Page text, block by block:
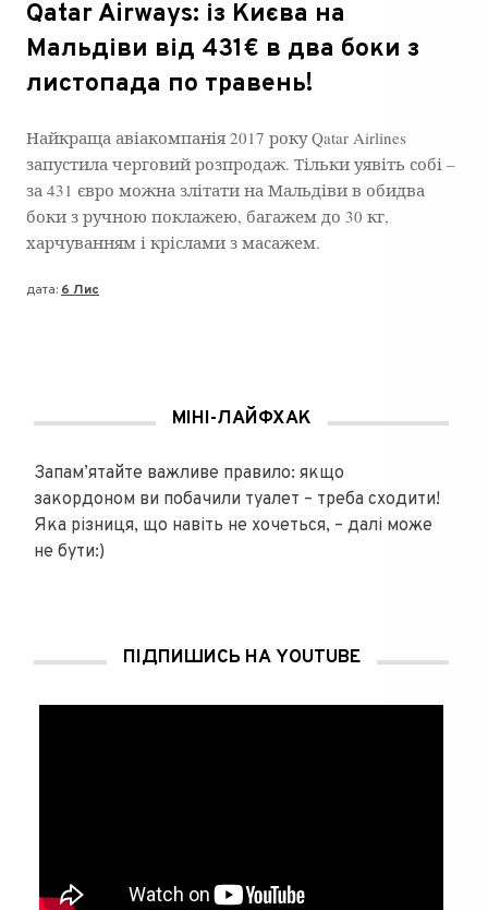
Qatar Airways: із Києва на
Мальдіви від 431€ в два боки з
листопада по травень!
Найкраща авіакомпанія 2017 року Qatar Airlines
запустила черговий розпродаж. Тільки уявіть собі –
за 431 євро можна злітати на Мальдіви в обидва
боки з ручною поклажею, багажем до 30 кг,
харчуванням і кріслами з масажем.
дата: 6 Лис
МІНІ-ЛАЙФХАК
Запам’ятайте важливе правило: якщо
закордоном ви побачили туалет – треба сходити!
Яка різниця, що навіть не хочеться, – далі може
не бути:)
ПІДПИШИСЬ НА YOUTUBE